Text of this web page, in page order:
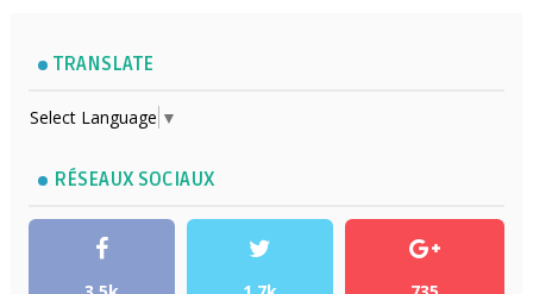
TRANSLATE
Select Language ▼
RÉSEAUX SOCIAUX